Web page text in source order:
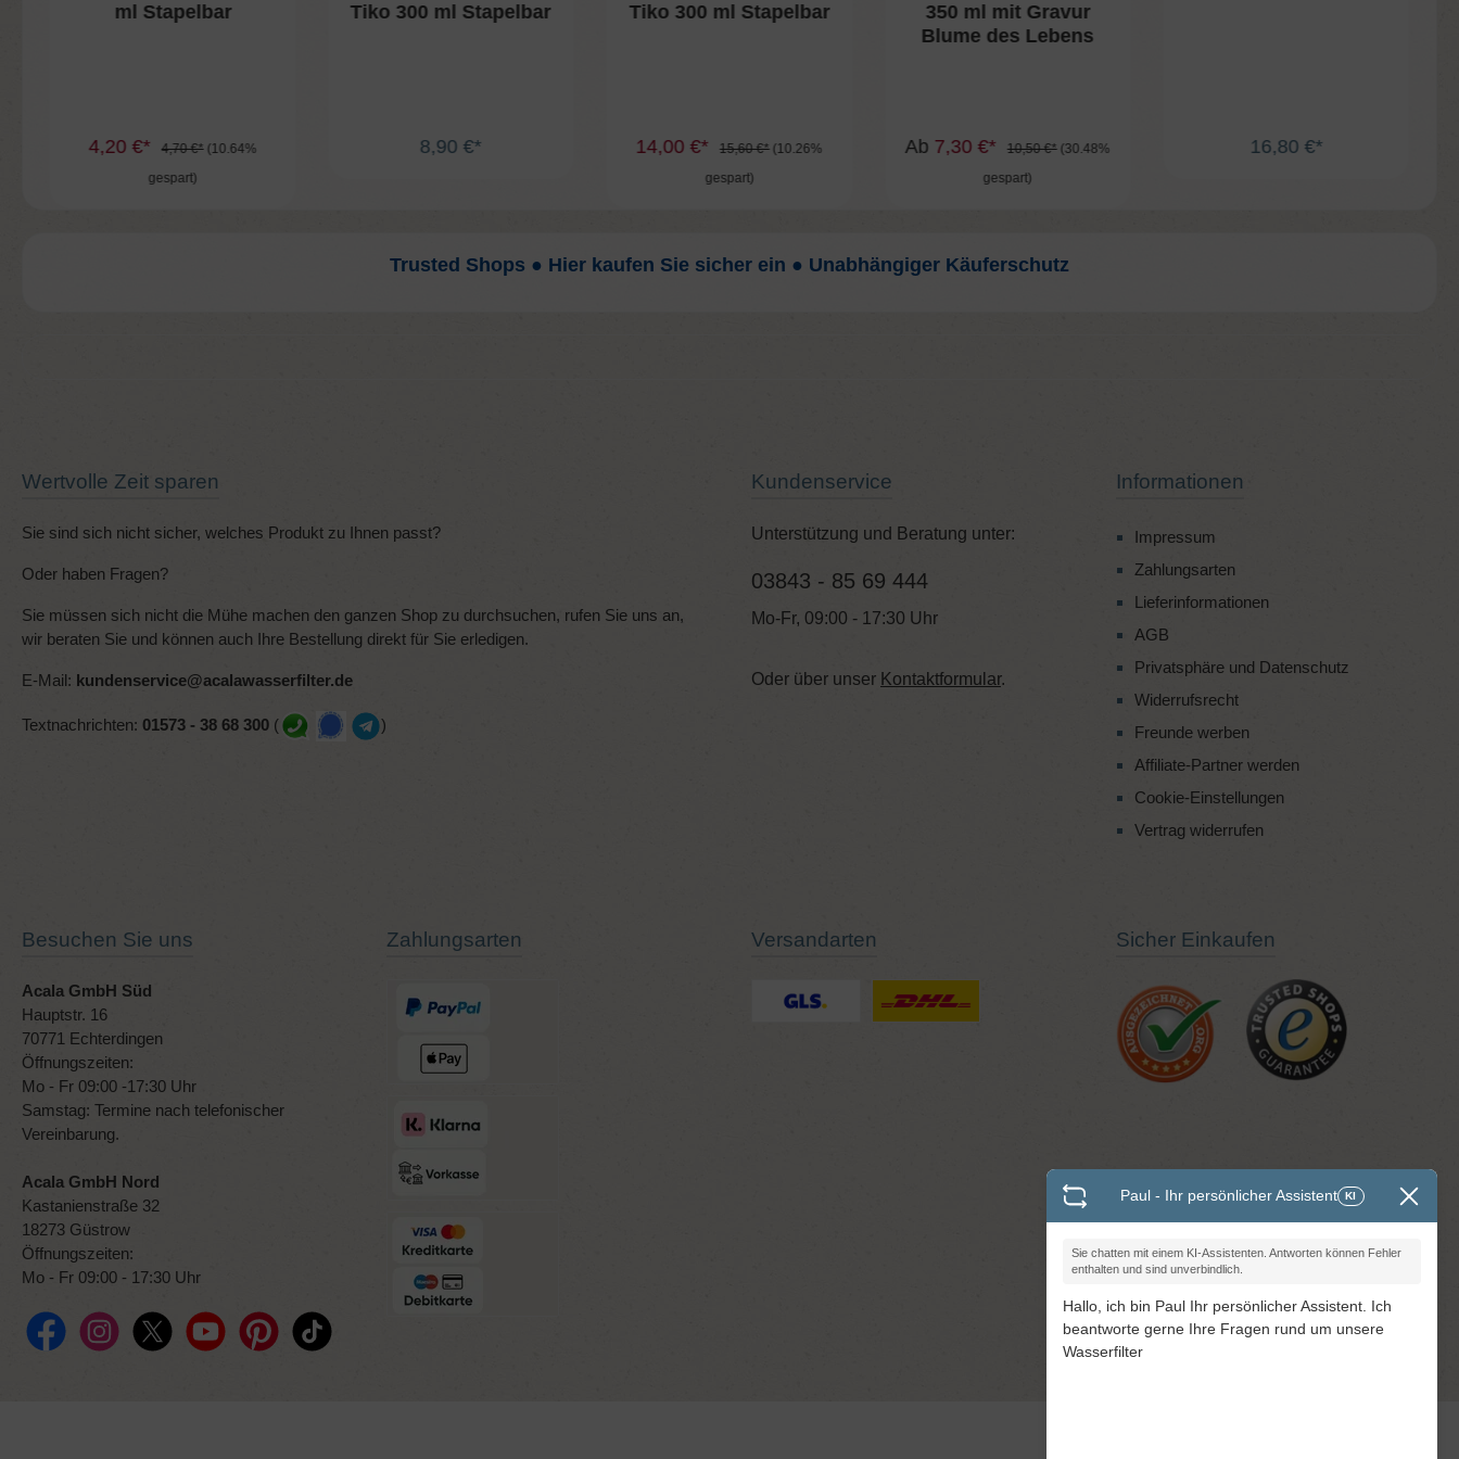
ml Stapelbar
4,20 €* 4,70 €* (10.64%
gespart)
Tiko 300 ml Stapelbar
8,90 €*
Tiko 300 ml Stapelbar
14,00 €* 15,60 €* (10.26%
gespart)
350 ml mit Gravur
Blume des Lebens
Ab 7,30 €* 10,50 €* (30.48%
gespart)
16,80 €*
Trusted Shops ● Hier kaufen Sie sicher ein ● Unabhängiger Käuferschutz
Wertvolle Zeit sparen
Sie sind sich nicht sicher, welches Produkt zu Ihnen passt?
Oder haben Fragen?
Sie müssen sich nicht die Mühe machen den ganzen Shop zu durchsuchen, rufen Sie uns an,
wir beraten Sie und können auch Ihre Bestellung direkt für Sie erledigen.
E-Mail: kundenservice@acalawasserfilter.de
Textnachrichten: 01573 - 38 68 300 ( )
Informationen
Impressum
Zahlungsarten
Lieferinformationen
AGB
Privatsphäre und Datenschutz
Widerrufsrecht
Freunde werben
Affiliate-Partner werden
Cookie-Einstellungen
Vertrag widerrufen
Kundenservice
Unterstützung und Beratung unter:
03843 - 85 69 444
Mo-Fr, 09:00 - 17:30 Uhr
Oder über unser Kontaktformular.
Besuchen Sie uns
Acala GmbH Süd
Hauptstr. 16
70771 Echterdingen
Öffnungszeiten:
Mo - Fr 09:00 -17:30 Uhr
Samstag: Termine nach telefonischer
Vereinbarung.
Acala GmbH Nord
Kastanienstraße 32
18273 Güstrow
Öffnungszeiten:
Mo - Fr 09:00 - 17:30 Uhr
FacebookInstagramX / TwitterYouTubePinterestTikTok
Zahlungsarten Versandarten Sicher Einkaufen
Paul - Ihr persönlicher Assistent KI
Sie chatten mit einem KI-Assistenten. Antworten können Fehler
enthalten und sind unverbindlich.
Hallo, ich bin Paul Ihr persönlicher Assistent. Ich
beantworte gerne Ihre Fragen rund um unsere
Wasserfilter